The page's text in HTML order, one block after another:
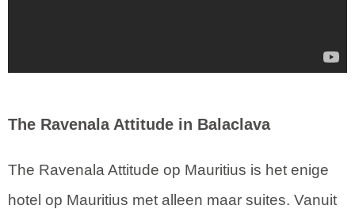
The Ravenala Attitude in Balaclava
The Ravenala Attitude op Mauritius is het enige
hotel op Mauritius met alleen maar suites. Vanuit